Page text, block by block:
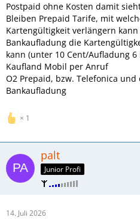
Postpaid ohne Kosten damit
Bleiben Prepaid Tarife, mit
Kartengültigkeit verlängern
Bankaufladung die
kann (unter 10 Cent/Aufladung 6
Kaufland Mobil per Anruf
O2 Prepaid, bzw. Telefonica
Bankaufladung
1
palt
Junior Profi
14. Juli 2026